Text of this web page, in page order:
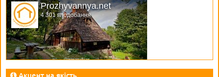
Prozhyvannya.net
4 301 вподобання